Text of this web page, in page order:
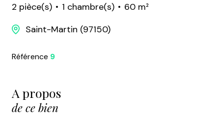
2 pièce(s)
1 chambre(s)
60 m²
Saint-Martin (97150)
Référence 9
A propos
de ce bien